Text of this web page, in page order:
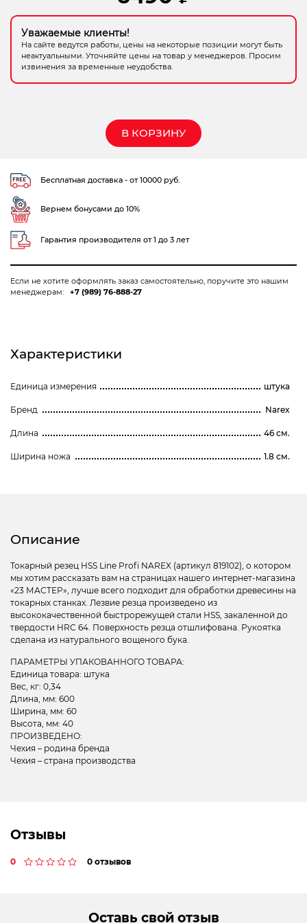
Электрохозтовары
Уважаемые клиенты!
На сайте ведутся работы, цены на некоторые позиции могут быть
неактуальными. Уточняйте цены на товар у менеджеров. Просим
извинения за временные неудобства.
В КОРЗИНУ
Бесплатная доставка - от 10000 руб.
Вернем бонусами до 10%
Гарантия производителя от 1 до 3 лет
Если не хотите оформлять заказ самостоятельно, поручите это нашим
менеджерам:
+7 (989) 76-888-27
Характеристики
Единица измерения штука
Бренд Narex
Длина 46 см.
Ширина ножа 1.8 см.
Описание
Токарный резец HSS Line Profi NAREX (артикул 819102), о котором
мы хотим рассказать вам на страницах нашего интернет-магазина
«23 МАСТЕР», лучше всего подходит для обработки древесины на
токарных станках. Лезвие резца произведено из
высококачественной быстрорежущей стали HSS, закаленной до
твердости HRС 64. Поверхность резца отшлифована. Рукоятка
сделана из натурального вощеного бука.
ПАРАМЕТРЫ УПАКОВАННОГО ТОВАРА:
Единица товара: штука
Вес, кг: 0,34
Длина, мм: 600
Ширина, мм: 60
Высота, мм: 40
ПРОИЗВЕДЕНО:
Чехия – родина бренда
Чехия – страна производства
Отзывы
0 0 отзывов
Оставь свой отзыв